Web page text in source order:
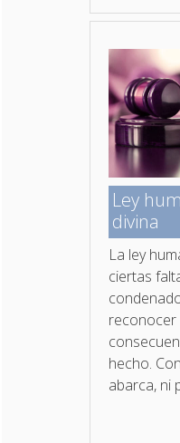
Ley
divina
La ley
ciertas
reconocer
hecho.
abarca, ni